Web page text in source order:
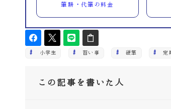
筆耕・代筆の料金
小学生 習い事 硬筆 定
この記事を書いた人